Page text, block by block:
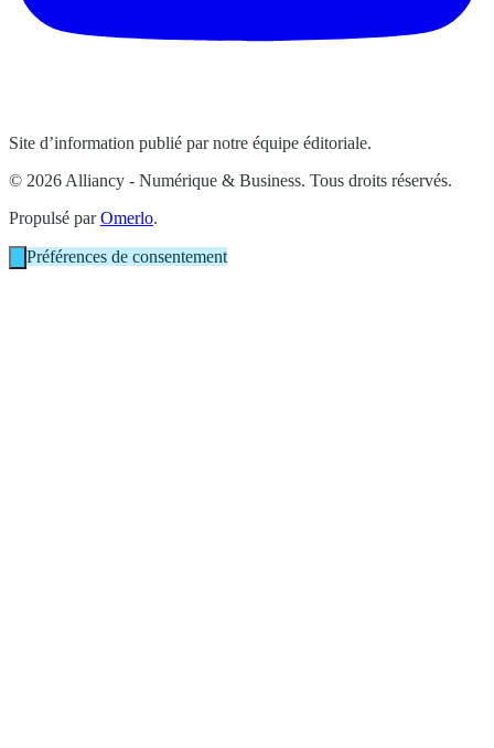
Site d’information publié par notre équipe éditoriale.
© 2026 Alliancy - Numérique & Business. Tous droits réservés.
Propulsé parOmerlo.
Préférences de consentement